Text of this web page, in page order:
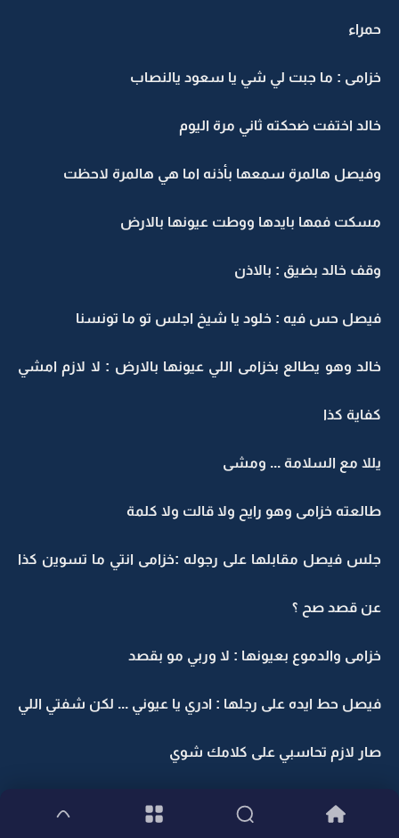
حمراء
خزامى : ما جبت لي شي يا سعود يالنصاب
خالد اختفت ضحكته ثاني مرة اليوم
وفيصل هالمرة سمعها بأذنه اما هي هالمرة لاحظت
مسكت فمها بايدها ووطت عيونها بالارض
وقف خالد بضيق : بالاذن
فيصل حس فيه : خلود يا شيخ اجلس تو ما تونسنا
خالد وهو يطالع بخزامى اللي عيونها بالارض : لا لازم امشي
كفاية كذا
يللا مع السلامة ... ومشى
طالعته خزامى وهو رايح ولا قالت ولا كلمة
جلس فيصل مقابلها على رجوله :خزامى انتي ما تسوين كذا
عن قصد صح ؟
خزامى والدموع بعيونها : لا وربي مو بقصد
فيصل حط ايده على رجلها : ادري يا عيوني ... لكن شفتي اللي
صار لازم تحاسبي على كلامك شوي